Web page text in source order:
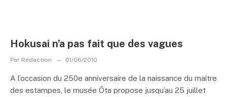
Hokusai n’a pas fait que des vagues
Par Rédaction 01/06/2010
A l’occasion du 250e anniversaire de la naissance du maître
des estampes, le musée Ôta propose jusqu’au 25 juillet